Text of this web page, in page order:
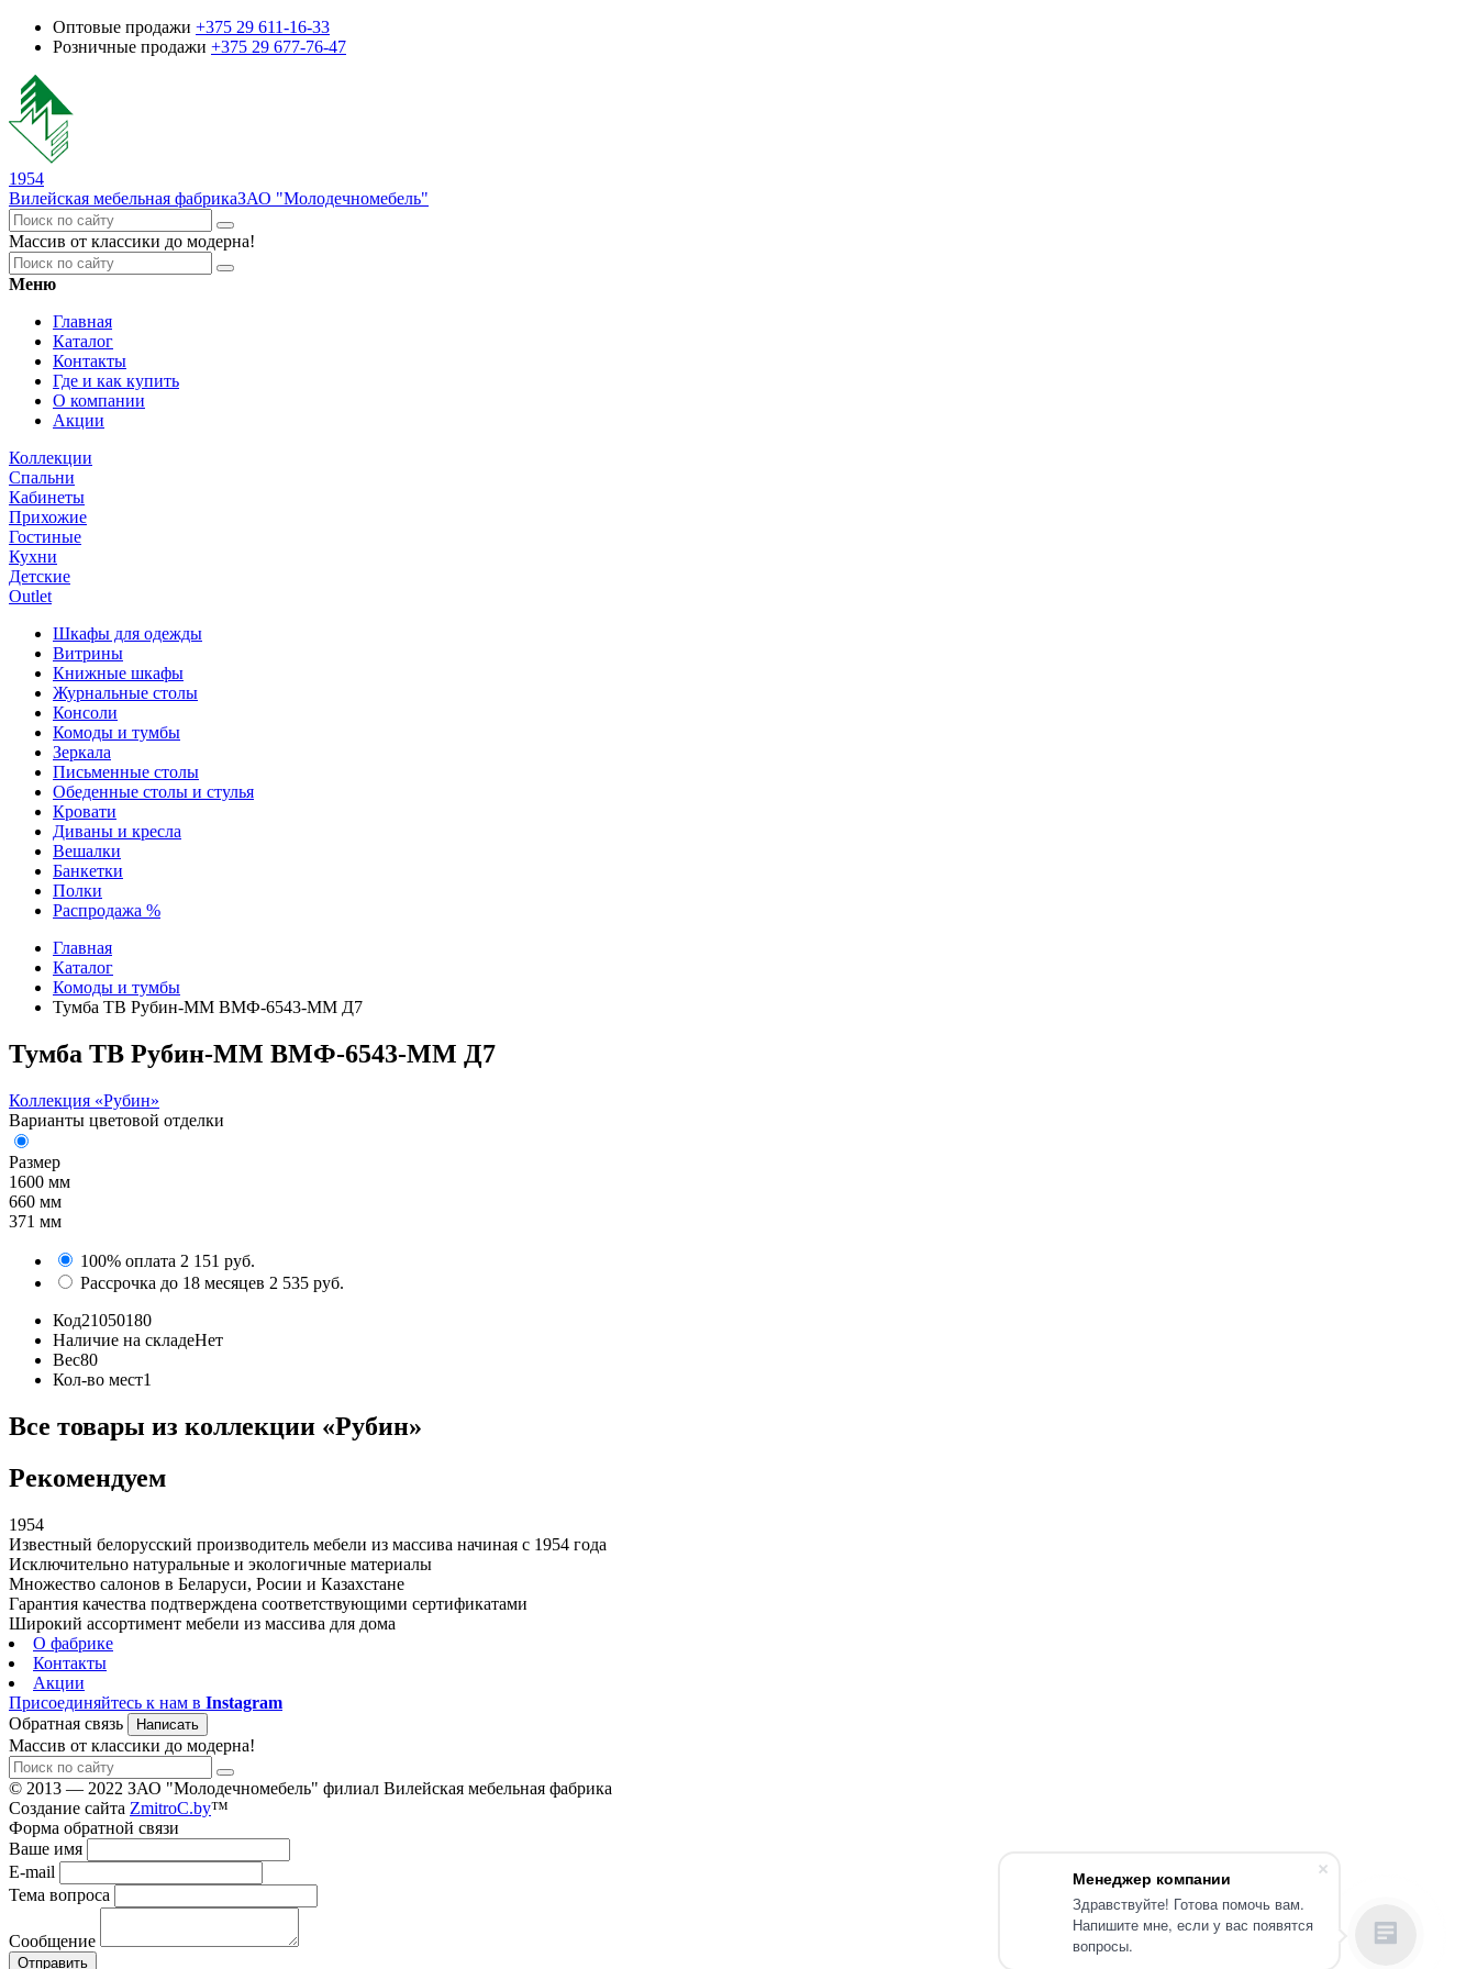
Менеджер компании
Здравствуйте! Готова помочь вам.
Напишите мне, если у вас появятся
вопросы.
Оптовые продажи +375 29 611-16-33
Розничные продажи +375 29 677-76-47
1954
Вилейская мебельная фабрикаЗАО "Молодечномебель"
Массив от классики до модерна!
Меню
Главная
Каталог
Контакты
Где и как купить
О компании
Акции
Коллекции
Спальни
Кабинеты
Прихожие
Гостиные
Кухни
Детские
Outlet
Шкафы для одежды
Витрины
Книжные шкафы
Журнальные столы
Консоли
Комоды и тумбы
Зеркала
Письменные столы
Обеденные столы и стулья
Кровати
Диваны и кресла
Вешалки
Банкетки
Полки
Распродажа %
Главная
Каталог
Комоды и тумбы
Тумба ТВ Рубин-ММ ВМФ-6543-ММ Д7
Тумба ТВ Рубин-ММ ВМФ-6543-ММ Д7
Коллекция «Рубин»
Варианты цветовой отделки
Размер
1600 мм
660 мм
371 мм
100% оплата 2 151 руб.
Рассрочка до 18 месяцев 2 535 руб.
Код21050180
Наличие на складеНет
Вес80
Кол-во мест1
Все товары из коллекции «Рубин»
Рекомендуем
1954
Известный белорусский производитель мебели из массива начиная с 1954 года
Исключительно натуральные и экологичные материалы
Множество салонов в Беларуси, Росии и Казахстане
Гарантия качества подтверждена соответствующими сертификатами
Широкий ассортимент мебели из массива для дома
О фабрике
Контакты
Акции
Присоединяйтесь к нам в Instagram
Обратная связь
Написать
Массив от классики до модерна!
© 2013 — 2022 ЗАО "Молодечномебель" филиал Вилейская мебельная фабрика
Создание сайта ZmitroC.by™
Форма обратной связи
Ваше имя
E-mail
Тема вопроса
Сообщение
Отправить